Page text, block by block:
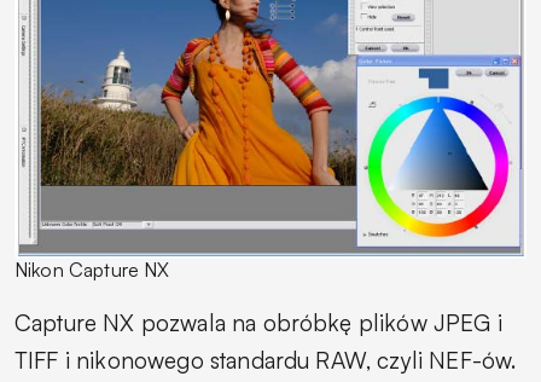
Nikon Capture NX
Capture NX pozwala na obróbkę plików JPEG i
TIFF i nikonowego standardu RAW, czyli NEF-ów.